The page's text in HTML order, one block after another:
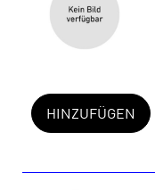
HINZUFÜGEN